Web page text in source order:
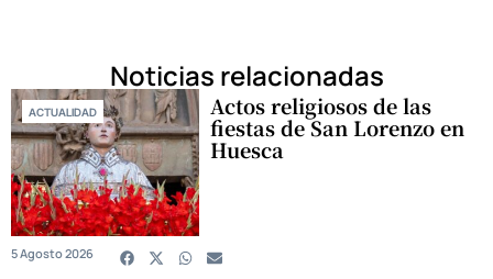
Noticias relacionadas
ACTUALIDAD Actos religiosos de las
fiestas de San Lorenzo en
Huesca
5 Agosto 2026